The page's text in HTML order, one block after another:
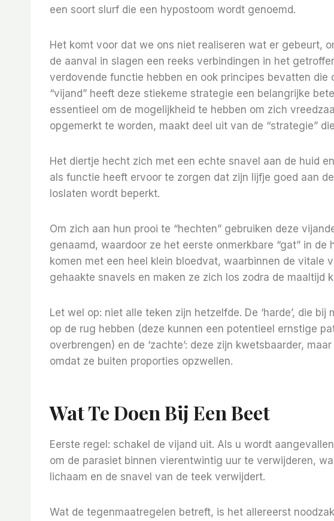
een soort slurf die een hypostoom wordt genoemd.
Het komt voor dat we ons niet realiseren wat er gebeurt,
de aanval in slagen een reeks verbindingen in het
verdovende functie hebben en ook principes bevatten die
“vijand” heeft deze stiekeme strategie een belangrijke
essentieel om de mogelijkheid te hebben om zich
opgemerkt te worden, maakt deel uit van de “strategie”
Het diertje hecht zich met een echte snavel aan de huid
als functie heeft ervoor te zorgen dat zijn lijfje goed aan
loslaten wordt beperkt.
Om zich aan hun prooi te “hechten” gebruiken deze
genaamd, waardoor ze het eerste onmerkbare “gat” in
komen met een heel klein bloedvat, waarbinnen de vitale
gehaakte snavels en maken ze zich los zodra de maaltijd
Let wel op: niet alle teken zijn hetzelfde. De ‘harde’, die
op de rug hebben (deze kunnen een potentieel ernstige
overbrengen) en de ‘zachte’: deze zijn kwetsbaarder,
omdat ze buiten proporties opzwellen.
Wat Te Doen Bij Een Beet
Eerste regel: schakel de vijand uit. Als u wordt
om de parasiet binnen vierentwintig uur te verwijderen,
lichaam en de snavel van de teek verwijdert.
Wat de tegenmaatregelen betreft, is het allereerst